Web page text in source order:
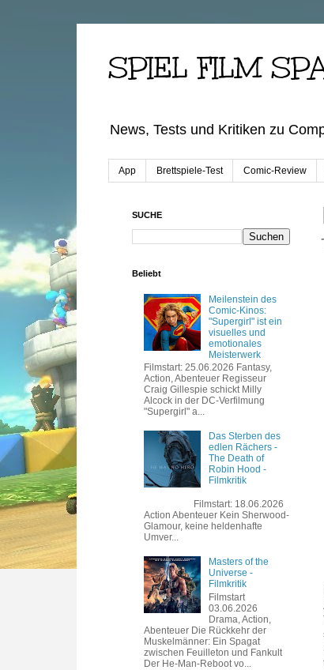
SPIEL FILM
News, Tests und Kritiken zu
App Brettspiele-Test Comic-Review
SUCHE
Beliebt
Meilenstein des
Comic-Kinos:
"Supergirl" ist ein
visuelles und
emotionales
Meisterwerk
Filmstart: 25.06.2026 Fantasy,
Action, Abenteuer Regisseur
Craig Gillespie schickt Milly
Alcock in der DC-Verfilmung
"Supergirl" a...
Das Sterben des
edlen Rächers -
The Death of
Robin Hood -
Filmkritik
Filmstart: 18.06.2026
Action Abenteuer Kein Sherwood-
Glamour, keine heldenhafte
Umver...
Masters of the
Universe -
Filmkritik
Filmstart
03.06.2026
Drama, Action,
Abenteuer Die Rückkehr der
Muskelmänner: Ein Spagat
zwischen Feuilleton und Fankult
Der He-Man-Reboot vo...